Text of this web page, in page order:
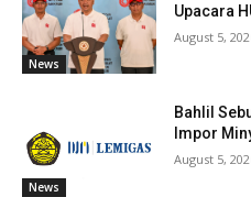
News
Upacara
August 5,
News
Bahlil
Impor
August 5,